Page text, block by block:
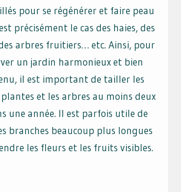
pour se régénérer et faire peau
précisément le cas des haies, des
arbres fruitiers… etc. Ainsi, pour
un jardin harmonieux et bien
il est important de tailler les
plantes et les arbres au moins deux
une année. Il est parfois utile de
branches beaucoup plus longues
les fleurs et les fruits visibles.